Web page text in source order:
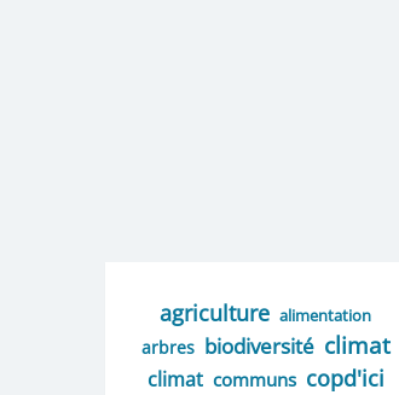
agriculture alimentation
arbres biodiversité climat
climat communs copd'ici